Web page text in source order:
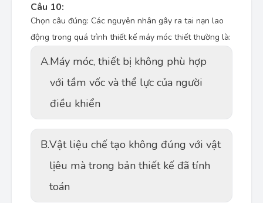
Câu 10:
Chọn câu đúng: Các nguyên nhân gây ra tai nạn lao
động trong quá trình thiết kế máy móc thiết thường là:
A.Máy móc, thiết bị không phù hợp
với tầm vốc và thể lực của người
điều khiển
B.Vật liệu chế tạo không đúng với vật
lịêu mà trong bản thiết kế đã tính
toán